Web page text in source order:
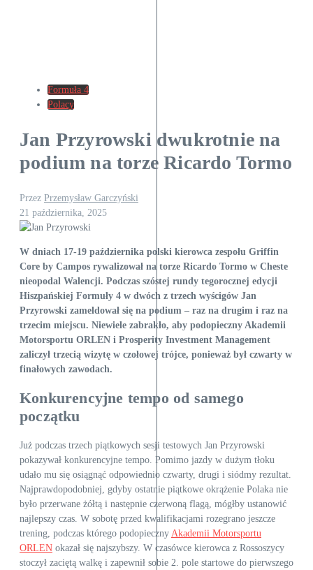
Formuła 4
Polacy
Jan Przyrowski dwukrotnie na
podium na torze Ricardo Tormo
Przez Przemysław Garczyński
21 października, 2025
W dniach 17-19 października polski kierowca zespołu Griffin
Core by Campos rywalizował na torze Ricardo Tormo w Cheste
nieopodal Walencji. Podczas szóstej rundy tegorocznej edycji
Hiszpańskiej Formuły 4 w dwóch z trzech wyścigów Jan
Przyrowski zameldował się na podium – raz na drugim i raz na
trzecim miejscu. Niewiele zabrakło, aby podopieczny Akademii
Motorsportu ORLEN i Prosperity Investment Management
zaliczył trzecią wizytę w czołowej trójce, ponieważ był czwarty w
finałowych zawodach.
Konkurencyjne tempo od samego
początku
Już podczas trzech piątkowych sesji testowych Jan Przyrowski
pokazywał konkurencyjne tempo. Pomimo jazdy w dużym tłoku
udało mu się osiągnąć odpowiednio czwarty, drugi i siódmy rezultat.
Najprawdopodobniej, gdyby ostatnie piątkowe okrążenie Polaka nie
było przerwane żółtą i następnie czerwoną flagą, mógłby ustanowić
najlepszy czas. W sobotę przed kwalifikacjami rozegrano jeszcze
trening, podczas którego podopieczny Akademii Motorsportu
ORLEN okazał się najszybszy. W czasówce kierowca z Rossoszycy
stoczył zaciętą walkę i zapewnił sobie 2. pole startowe do pierwszego